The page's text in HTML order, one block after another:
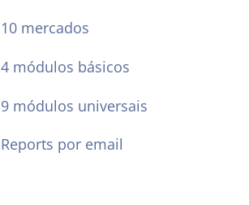
10 mercados
4 módulos básicos
9 módulos universais
Reports por email